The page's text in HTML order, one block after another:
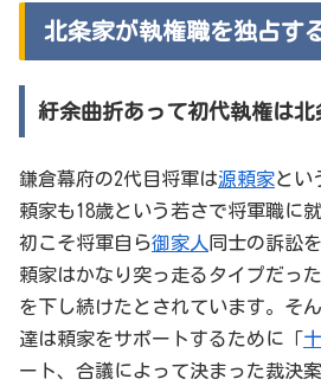
北条家が執権職を独占す
紆余曲折あって初代執権は北
鎌倉幕府の2代目将軍は源頼家とい
頼家も18歳という若さで将軍職に
初こそ将軍自ら御家人 同士の訴訟
頼家はかなり突っ走るタイプだっ
を下し続けたとされています。そ
達は頼家をサポートするために「
ート、合議によって決まった裁決